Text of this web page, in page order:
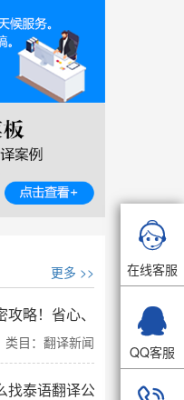
更多 >>
攻略！省心、省力、省时
类目：翻译新闻
找泰语翻译公司翻译

在线客服

QQ客服